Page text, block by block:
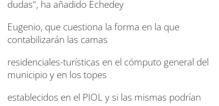
dudas", ha añadido Echedey
Eugenio, que cuestiona la forma en la que
contabilizarán las camas
residenciales-turísticas en el cómputo general del
municipio y en los topes
establecidos en el PIOL y si las mismas podrían